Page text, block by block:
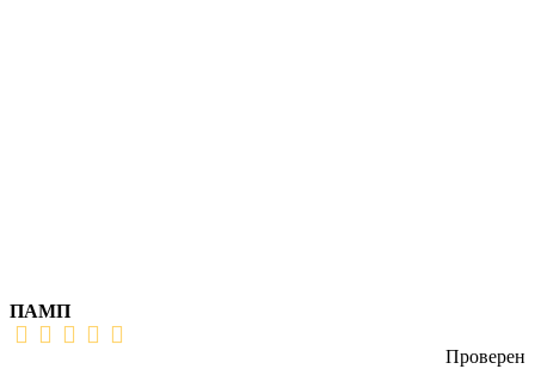
ПАМП
Проверен